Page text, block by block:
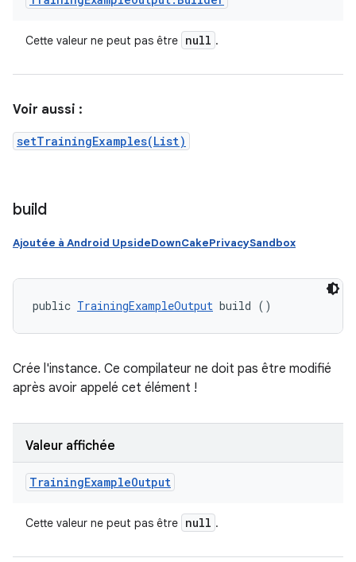
Cette valeur ne peut pas être null .
Voir aussi :
setTrainingExamples(List)
build
Ajoutée à Android UpsideDownCakePrivacySandbox
public TrainingExampleOutput build ()
Crée l'instance. Ce compilateur ne doit pas être modifié
après avoir appelé cet élément !
Valeur affichée
TrainingExampleOutput
Cette valeur ne peut pas être null .